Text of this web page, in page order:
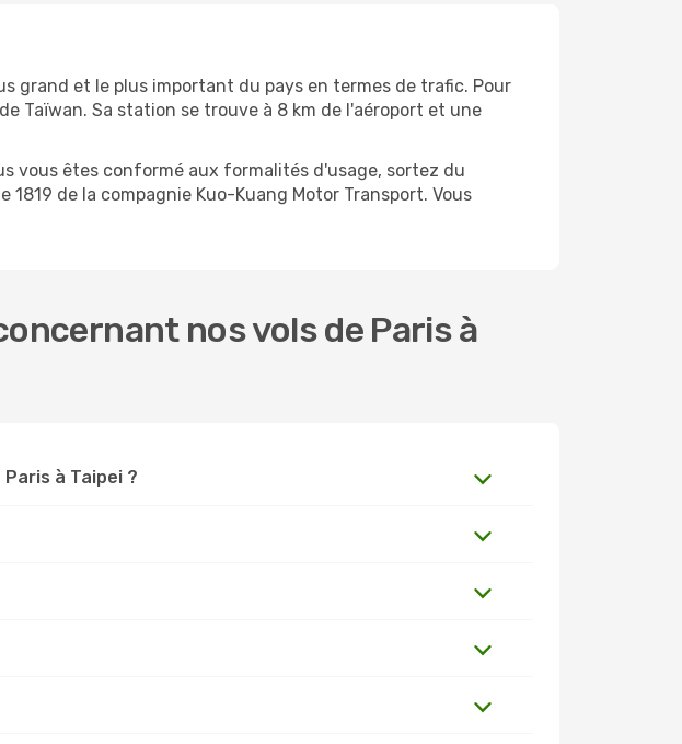
grand et le plus important du pays en termes de trafic. Pour
Taïwan. Sa station se trouve à 8 km de l'aéroport et une
vous êtes conformé aux formalités d'usage, sortez du
de la compagnie Kuo-Kuang Motor Transport. Vous
nos vols de Paris à
à Taipei ?